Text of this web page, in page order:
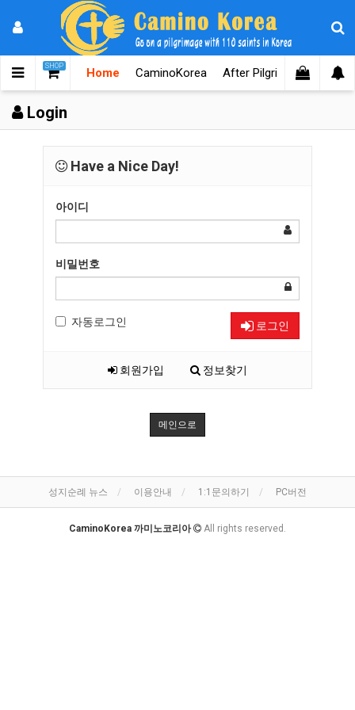
SHOP
Home CaminoKorea After Pilgrimages
Login
Have a Nice Day!
아이디
비밀번호
자동로그인 로그인
회원가입 정보찾기
메인으로
성지순례 뉴스 이용안내 1:1문의하기 PC버전
CaminoKorea 까미노코리아 All rights reserved.